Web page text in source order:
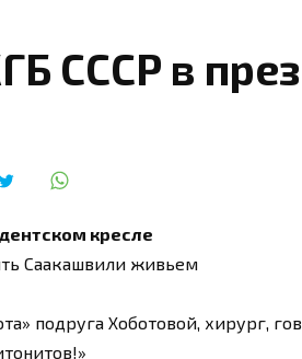
СССР в
кресле
Саакашвили живьем
подруга Хоботовой, хирург,